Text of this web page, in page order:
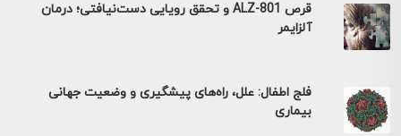
قرص ALZ-801 و تحقق رویایی دست‌نیافتی؛ درمان
آلزایمر
فلج اطفال: علل، راه‌های پیشگیری و وضعیت جهانی
بیماری